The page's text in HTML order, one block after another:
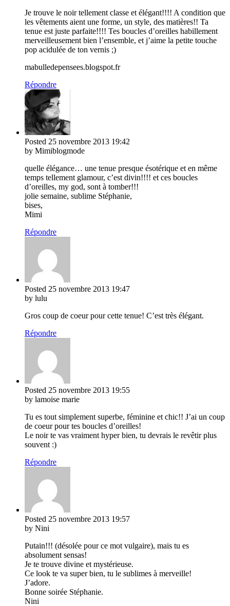
Je trouve le noir tellement classe et élégant!!!! A condition que
les vêtements aient une forme, un style, des matières!! Ta
tenue est juste parfaite!!!! Tes boucles d’oreilles habillement
merveilleusement bien l’ensemble, et j’aime la petite touche
pop acidulée de ton vernis ;)
mabulledepensees.blogspot.fr
Répondre
Posted 25 novembre 2013 19:42
by Mimiblogmode
quelle élégance… une tenue presque ésotérique et en même
temps tellement glamour, c’est divin!!!! et ces boucles
d’oreilles, my god, sont à tomber!!!
jolie semaine, sublime Stéphanie,
bises,
Mimi
Répondre
Posted 25 novembre 2013 19:47
by lulu
Gros coup de coeur pour cette tenue! C’est très élégant.
Répondre
Posted 25 novembre 2013 19:55
by lamoise marie
Tu es tout simplement superbe, féminine et chic!! J’ai un coup
de coeur pour tes boucles d’oreilles!
Le noir te vas vraiment hyper bien, tu devrais le revêtir plus
souvent :)
Répondre
Posted 25 novembre 2013 19:57
by Nini
Putain!!! (désolée pour ce mot vulgaire), mais tu es
absolument sensas!
Je te trouve divine et mystérieuse.
Ce look te va super bien, tu le sublimes à merveille!
J’adore.
Bonne soirée Stéphanie.
Nini